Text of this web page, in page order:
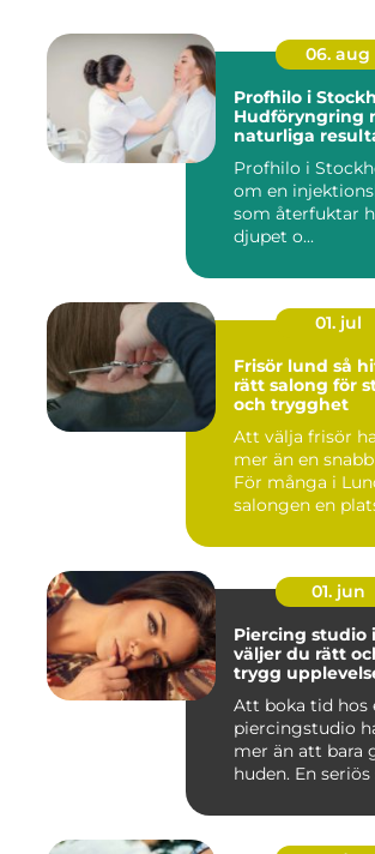
06. aug
Profhilo i
Hudföryngring
naturliga
Profhilo i
om en
som återfuktar
djupet o...
01. jul
Frisör lund så hittar man
rätt salong för
och trygghet
Att välja frisör
mer än en
För många i
salongen en
01. jun
Piercing studio i
väljer du rätt
trygg
Att boka tid hos
piercingstudio
mer än att bara
huden. En seriös